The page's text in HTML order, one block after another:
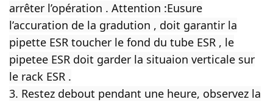
arrêter l’opération . Attention :Eusure
l’accuration de la gradution , doit garantir la
pipette ESR toucher le fond du tube ESR , le
pipetee ESR doit garder la situaion verticale sur
le rack ESR .
3. Restez debout pendant une heure, observez la